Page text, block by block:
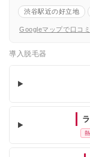
渋谷駅近の好立地
Googleマップで口コ
導入脱毛器